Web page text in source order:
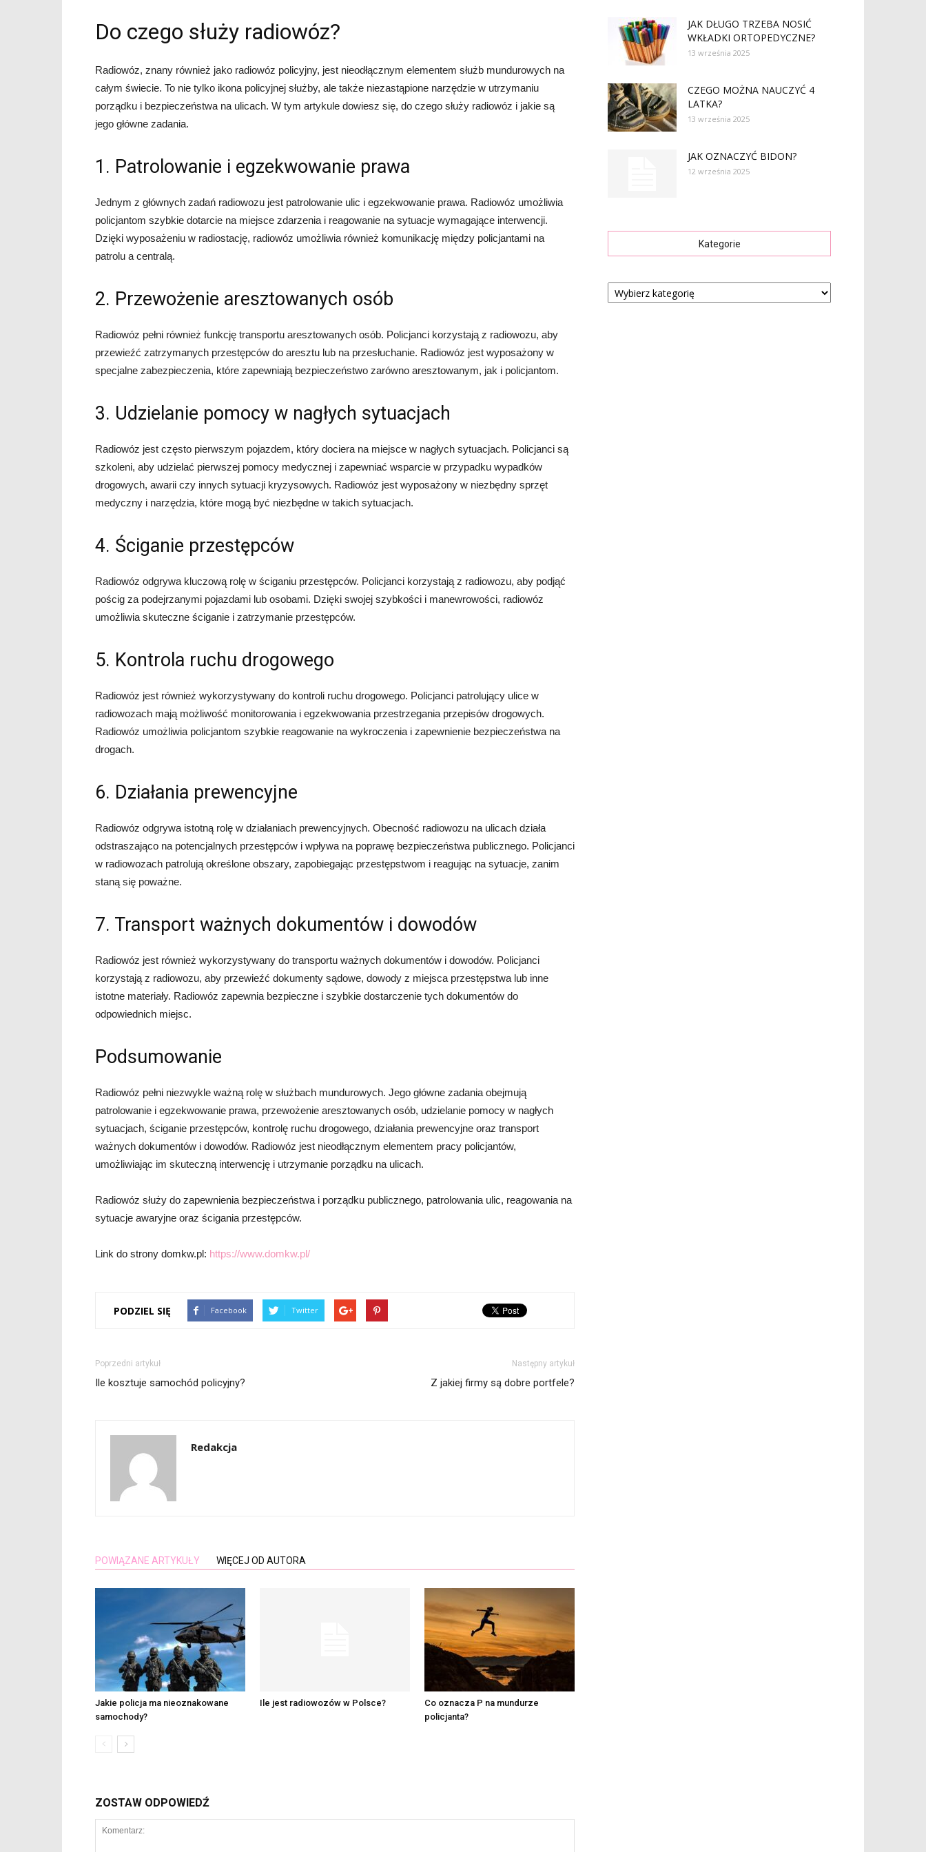
Do czego służy radiowóz?
Radiowóz, znany również jako radiowóz policyjny, jest nieodłącznym elementem służb mundurowych na
całym świecie. To nie tylko ikona policyjnej służby, ale także niezastąpione narzędzie w utrzymaniu
porządku i bezpieczeństwa na ulicach. W tym artykule dowiesz się, do czego służy radiowóz i jakie są
jego główne zadania.
1. Patrolowanie i egzekwowanie prawa
Jednym z głównych zadań radiowozu jest patrolowanie ulic i egzekwowanie prawa. Radiowóz umożliwia
policjantom szybkie dotarcie na miejsce zdarzenia i reagowanie na sytuacje wymagające interwencji.
Dzięki wyposażeniu w radiostację, radiowóz umożliwia również komunikację między policjantami na
patrolu a centralą.
2. Przewożenie aresztowanych osób
Radiowóz pełni również funkcję transportu aresztowanych osób. Policjanci korzystają z radiowozu, aby
przewieźć zatrzymanych przestępców do aresztu lub na przesłuchanie. Radiowóz jest wyposażony w
specjalne zabezpieczenia, które zapewniają bezpieczeństwo zarówno aresztowanym, jak i policjantom.
3. Udzielanie pomocy w nagłych sytuacjach
Radiowóz jest często pierwszym pojazdem, który dociera na miejsce w nagłych sytuacjach. Policjanci są
szkoleni, aby udzielać pierwszej pomocy medycznej i zapewniać wsparcie w przypadku wypadków
drogowych, awarii czy innych sytuacji kryzysowych. Radiowóz jest wyposażony w niezbędny sprzęt
medyczny i narzędzia, które mogą być niezbędne w takich sytuacjach.
4. Ściganie przestępców
Radiowóz odgrywa kluczową rolę w ściganiu przestępców. Policjanci korzystają z radiowozu, aby podjąć
pościg za podejrzanymi pojazdami lub osobami. Dzięki swojej szybkości i manewrowości, radiowóz
umożliwia skuteczne ściganie i zatrzymanie przestępców.
5. Kontrola ruchu drogowego
Radiowóz jest również wykorzystywany do kontroli ruchu drogowego. Policjanci patrolujący ulice w
radiowozach mają możliwość monitorowania i egzekwowania przestrzegania przepisów drogowych.
Radiowóz umożliwia policjantom szybkie reagowanie na wykroczenia i zapewnienie bezpieczeństwa na
drogach.
6. Działania prewencyjne
Radiowóz odgrywa istotną rolę w działaniach prewencyjnych. Obecność radiowozu na ulicach działa
odstraszająco na potencjalnych przestępców i wpływa na poprawę bezpieczeństwa publicznego. Policjanci
w radiowozach patrolują określone obszary, zapobiegając przestępstwom i reagując na sytuacje, zanim
staną się poważne.
7. Transport ważnych dokumentów i dowodów
Radiowóz jest również wykorzystywany do transportu ważnych dokumentów i dowodów. Policjanci
korzystają z radiowozu, aby przewieźć dokumenty sądowe, dowody z miejsca przestępstwa lub inne
istotne materiały. Radiowóz zapewnia bezpieczne i szybkie dostarczenie tych dokumentów do
odpowiednich miejsc.
Podsumowanie
Radiowóz pełni niezwykle ważną rolę w służbach mundurowych. Jego główne zadania obejmują
patrolowanie i egzekwowanie prawa, przewożenie aresztowanych osób, udzielanie pomocy w nagłych
sytuacjach, ściganie przestępców, kontrolę ruchu drogowego, działania prewencyjne oraz transport
ważnych dokumentów i dowodów. Radiowóz jest nieodłącznym elementem pracy policjantów,
umożliwiając im skuteczną interwencję i utrzymanie porządku na ulicach.
Radiowóz służy do zapewnienia bezpieczeństwa i porządku publicznego, patrolowania ulic, reagowania na
sytuacje awaryjne oraz ścigania przestępców.
Link do strony domkw.pl: https://www.domkw.pl/
PODZIEL SIĘ Facebook Twitter
Poprzedni artykuł
Ile kosztuje samochód policyjny?
Następny artykuł
Z jakiej firmy są dobre portfele?
Redakcja
POWIĄZANE ARTYKUŁY WIĘCEJ OD AUTORA
Jakie policja ma nieoznakowane
samochody?
Ile jest radiowozów w Polsce?
Co oznacza P na mundurze
policjanta?
ZOSTAW ODPOWIEDŹ
JAK DŁUGO TRZEBA NOSIĆ
WKŁADKI ORTOPEDYCZNE?
13 września 2025
CZEGO MOŻNA NAUCZYĆ 4
LATKA?
13 września 2025
JAK OZNACZYĆ BIDON?
12 września 2025
Kategorie
Kategorie